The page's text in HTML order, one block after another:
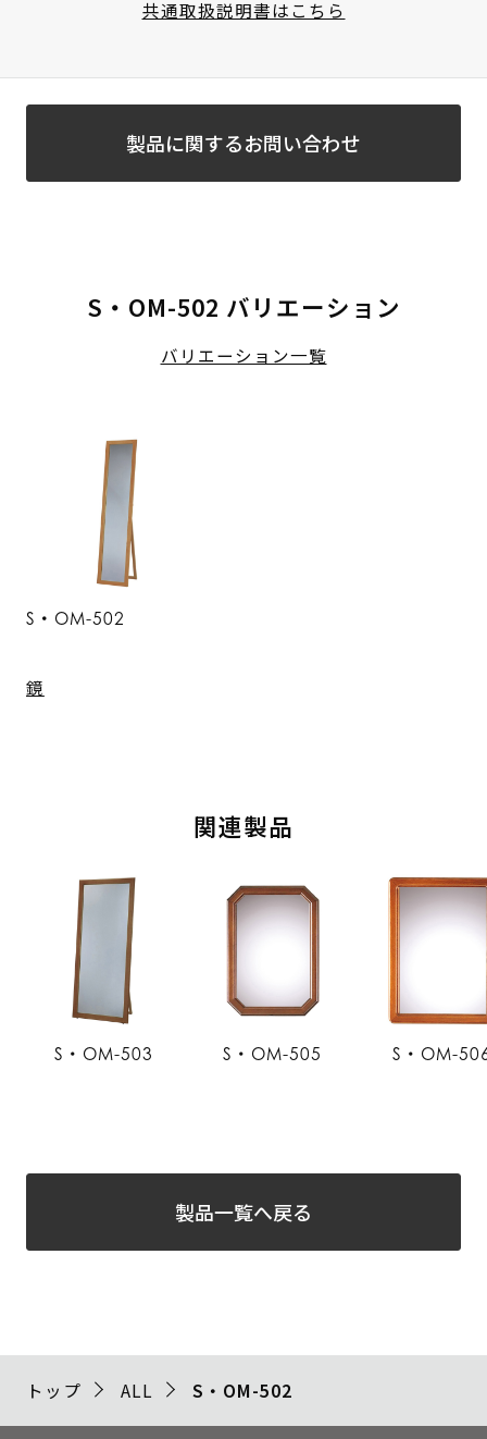
共通取扱説明書はこちら
製品に関するお問い合わせ
S・OM-502 バリエーション
バリエーション一覧
S・OM-502
鏡
関連製品
S・OM-503 S・OM-505 S・OM-
製品一覧へ戻る
トップ ALL S・OM-502